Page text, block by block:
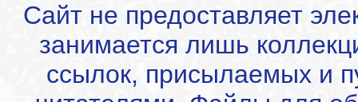
Сайт не предоставляет
занимается лишь
ссылок, присылаемых и